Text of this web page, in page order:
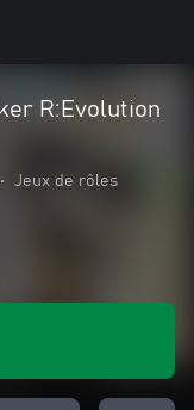
R:Evolution
• Jeux de rôles